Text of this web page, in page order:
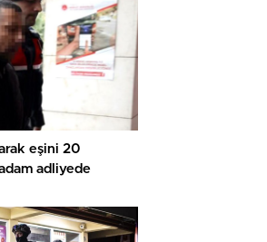
eşini 20
adliyede